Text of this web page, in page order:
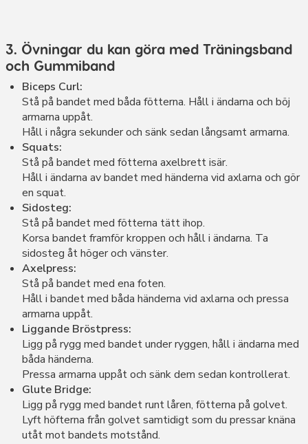
3. Övningar du kan göra med Träningsband
och Gummiband
Biceps Curl:
Stå på bandet med båda fötterna. Håll i ändarna och böj
armarna uppåt.
Håll i några sekunder och sänk sedan långsamt armarna.
Squats:
Stå på bandet med fötterna axelbrett isär.
Håll i ändarna av bandet med händerna vid axlarna och gör
en squat.
Sidosteg:
Stå på bandet med fötterna tätt ihop.
Korsa bandet framför kroppen och håll i ändarna. Ta
sidosteg åt höger och vänster.
Axelpress:
Stå på bandet med ena foten.
Håll i bandet med båda händerna vid axlarna och pressa
armarna uppåt.
Liggande Bröstpress:
Ligg på rygg med bandet under ryggen, håll i ändarna med
båda händerna.
Pressa armarna uppåt och sänk dem sedan kontrollerat.
Glute Bridge:
Ligg på rygg med bandet runt låren, fötterna på golvet.
Lyft höfterna från golvet samtidigt som du pressar knäna
utåt mot bandets motstånd.